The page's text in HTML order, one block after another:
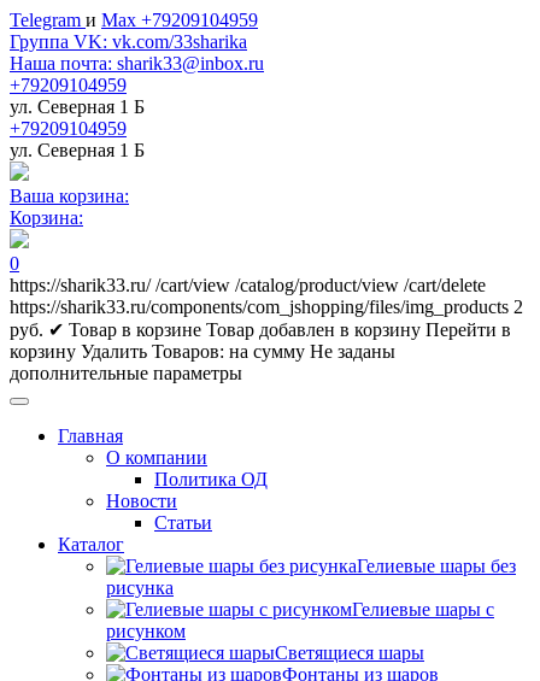
Telegram и Max +79209104959
Группа VK: vk.com/33sharika
Наша почта: sharik33@inbox.ru
+79209104959
ул. Северная 1 Б
+79209104959
ул. Северная 1 Б
Ваша корзина:
Корзина:
0
https://sharik33.ru/ /cart/view /catalog/product/view /cart/delete
https://sharik33.ru/components/com_jshopping/files/img_products 2
руб. ✔ Товар в корзине Товар добавлен в корзину Перейти в
корзину Удалить Товаров: на сумму Не заданы
дополнительные параметры
Главная
О компании
Политика ОД
Новости
Статьи
Каталог
Гелиевые шары без
рисунка
Гелиевые шары с
рисунком
Светящиеся шары
Фонтаны из шаров